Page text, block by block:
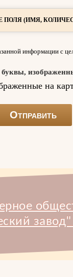
ПОЛЯ (ИМЯ,
информации с